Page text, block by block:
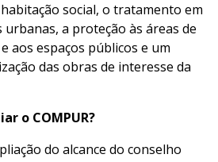
social, o tratamento em
urbanas, a proteção às áreas de
aos espaços públicos e um
das obras de interesse da
o COMPUR?
do alcance do conselho